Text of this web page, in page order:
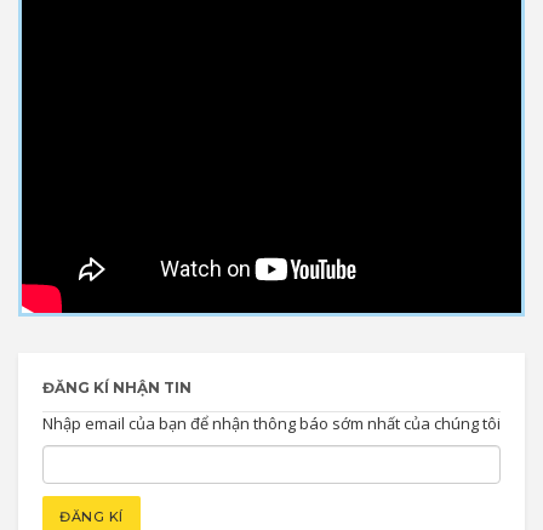
ĐĂNG KÍ NHẬN TIN
Nhập email của bạn để nhận thông báo sớm nhất của chúng tôi